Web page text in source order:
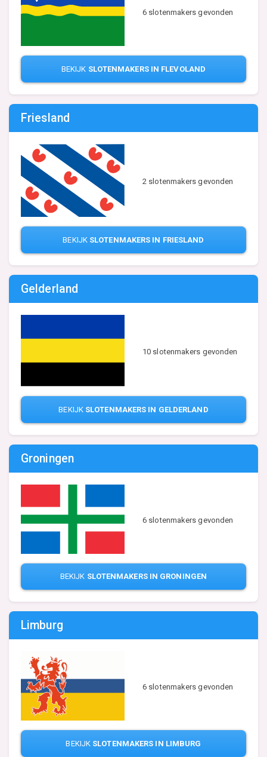
6 slotenmakers gevonden
BEKIJK SLOTENMAKERS IN FLEVOLAND
Friesland
2 slotenmakers gevonden
BEKIJK SLOTENMAKERS IN FRIESLAND
Gelderland
10 slotenmakers gevonden
BEKIJK SLOTENMAKERS IN GELDERLAND
Groningen
6 slotenmakers gevonden
BEKIJK SLOTENMAKERS IN GRONINGEN
Limburg
6 slotenmakers gevonden
BEKIJK SLOTENMAKERS IN LIMBURG